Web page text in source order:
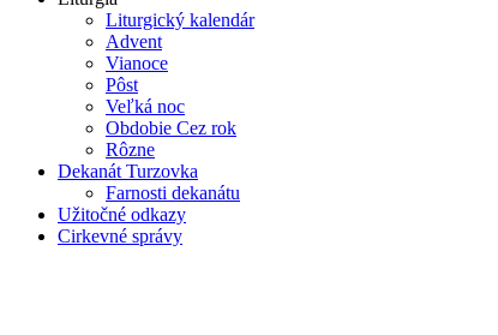
Liturgický kalendár
Advent
Vianoce
Pôst
Veľká noc
Obdobie Cez rok
Rôzne
Dekanát Turzovka
Farnosti dekanátu
Užitočné odkazy
Cirkevné správy